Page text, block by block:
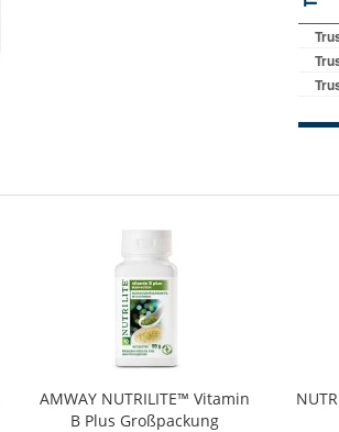
AMWAY NUTRILITE™ Vitamin
B Plus Großpackung